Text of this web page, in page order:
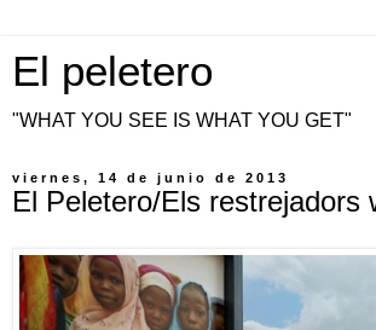
El peletero
"WHAT YOU SEE IS WHAT YOU GET"
viernes, 14 de junio de 2013
El Peletero/Els restrejadors